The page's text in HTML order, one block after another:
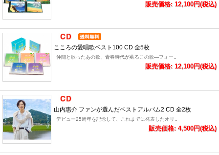
販売価格: 12,100円(税込)
こころの愛唱歌ベスト100 CD 全5枚
仲間と歌ったあの歌、青春時代が蘇るこの歌―フォー..
販売価格: 12,100円(税込)
山内惠介 ファンが選んだベストアルバム2 CD 全2枚
デビュー25周年を記念して、これまでに発表したオリ..
販売価格: 4,500円(税込)